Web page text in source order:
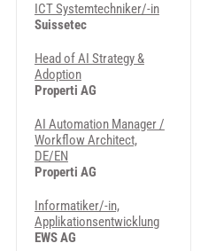
ICT Systemtechniker/-in
Suissetec
Head of AI Strategy &
Adoption
Properti AG
AI Automation Manager /
Workflow Architect,
DE/EN
Properti AG
Informatiker/-in,
Applikationsentwicklung
EWS AG